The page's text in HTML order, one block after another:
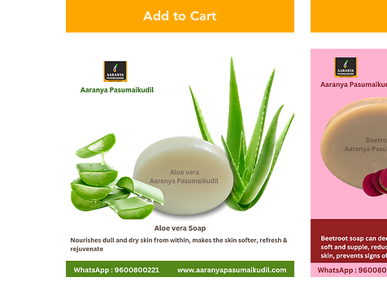
Add to Cart